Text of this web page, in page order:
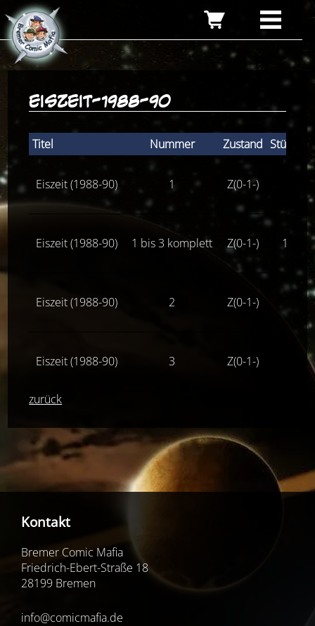
eiszeit-1988-90
Titel Nummer Zustand
Eiszeit (1988-90) 1 Z(0-1-)
Eiszeit (1988-90) 1 bis 3 komplett Z(0-1-) 12,00
Eiszeit (1988-90) 2 Z(0-1-) 5,00
Eiszeit (1988-90) 3 Z(0-1-) 5,00
zurück
Kontakt
Bremer Comic Mafia
Friedrich-Ebert-Straße 18
28199 Bremen
info@comicmafia.de